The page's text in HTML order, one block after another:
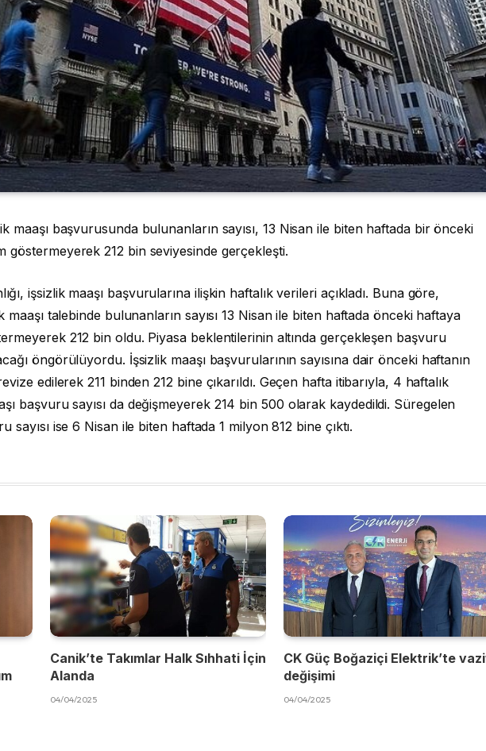
maaşı başvurusunda bulunanların sayısı, 13 Nisan ile biten haftada bir önceki
göstermeyerek 212 bin seviyesinde gerçekleşti.
işsizlik maaşı başvurularına ilişkin haftalık verileri açıkladı. Buna göre,
maaşı talebinde bulunanların sayısı 13 Nisan ile biten haftada önceki haftaya
212 bin oldu. Piyasa beklentilerinin altında gerçekleşen başvuru
öngörülüyordu. İşsizlik maaşı başvurularının sayısına dair önceki haftanın
edilerek 211 binden 212 bine çıkarıldı. Geçen hafta itibarıyla, 4 haftalık
başvuru sayısı da değişmeyerek 214 bin 500 olarak kaydedildi. Süregelen
sayısı ise 6 Nisan ile biten haftada 1 milyon 812 bine çıktı.
Canik’te Takımlar Halk Sıhhati İçin
Alanda
04/04/2025
CK Güç Boğaziçi Elektrik’te
değişimi
04/04/2025